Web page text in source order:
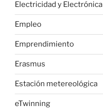
Electricidad y Electrónica
Empleo
Emprendimiento
Erasmus
Estación metereológica
eTwinning